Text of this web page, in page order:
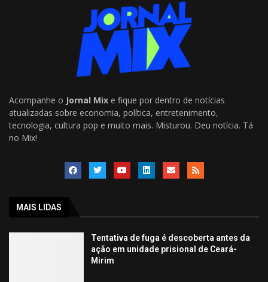
Acompanhe o Jornal Mix e fique por dentro de notícias
atualizadas sobre economia, política, entretenimento,
tecnologia, cultura pop e muito mais. Misturou. Deu notícia. Tá
no Mix!
MAIS LIDAS
Tentativa de fuga é descoberta antes da
ação em unidade prisional de Ceará-
Mirim